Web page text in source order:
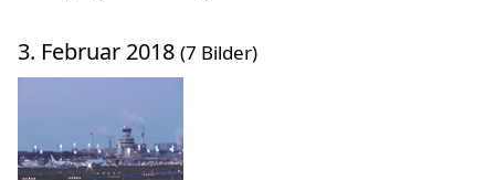
3. Februar 2018 (7 Bilder)